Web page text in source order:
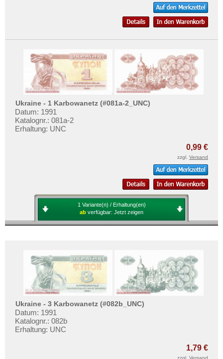
Ukraine - 1 Karbowanetz (#081a-2_UNC)
Datum: 1991
Katalognr.: 081a-2
Erhaltung: UNC
0,99 €
zzgl. Versand
1 Variante(n) / Erhaltung(en)
ab verfügbar: Jetzt zeigen
Ukraine - 3 Karbowanetz (#082b_UNC)
Datum: 1991
Katalognr.: 082b
Erhaltung: UNC
1,79 €